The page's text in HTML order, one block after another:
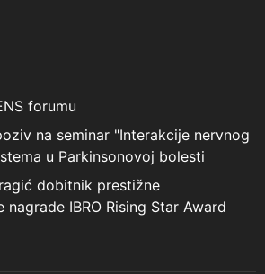
forumu
na seminar "Interakcije nervnog
u Parkinsonovoj bolesti
dobitnik prestižne
nagrade IBRO Rising Star Award